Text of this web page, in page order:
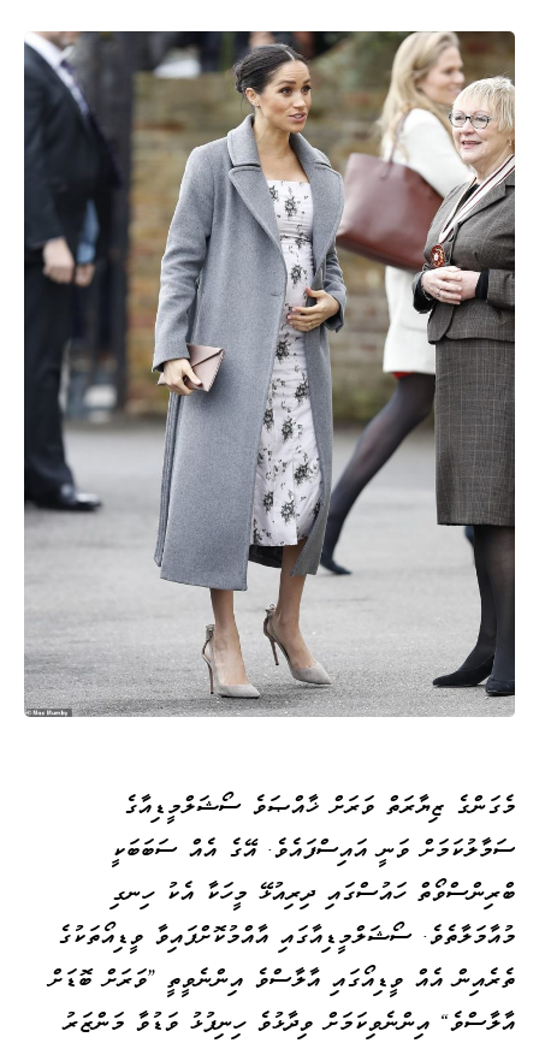
މެގަންގެ ޒިޔާރަތް ވަރަށް ޚާއްޞަވެ ސޯޝަލްމީޑިއާގެ
ސަމާލުކަމަށް ވަނީ އައިސްފައެވެ. އޭގެ އެއް ސަބަބަކީ
ބްރިންސްވޯތް ހައުސްގައި ދިރިއުޅޭ މީހަކާ އެކު ހިނގި
މުއާމަލާތެވެ. ސޯޝަލްމީޑިއާގައި އާއްމުކޮށްފައިވާ ވީޑިއޯތަކުގެ
ތެރެއިން އެއް ވީޑިއޯގައި އާލާސްވެ އިންނެވީތީ 'ވަރަށް ބޮޑަށް
އާލާސްވެ" އިންނެވިކަމަށް ވިދާޅުވެ ހިނިފުޅު ވަޑުވާ މަންޒަރު